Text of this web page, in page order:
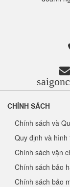
CHÍNH SÁCH
Chính sách và
Quy định và
Chính sách vận
Chính sách bảo
Chính sách bảo